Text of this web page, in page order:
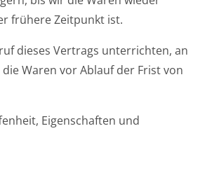
frühere Zeitpunkt ist.
dieses Vertrags unterrichten, an
Waren vor Ablauf der Frist von
Eigenschaften und